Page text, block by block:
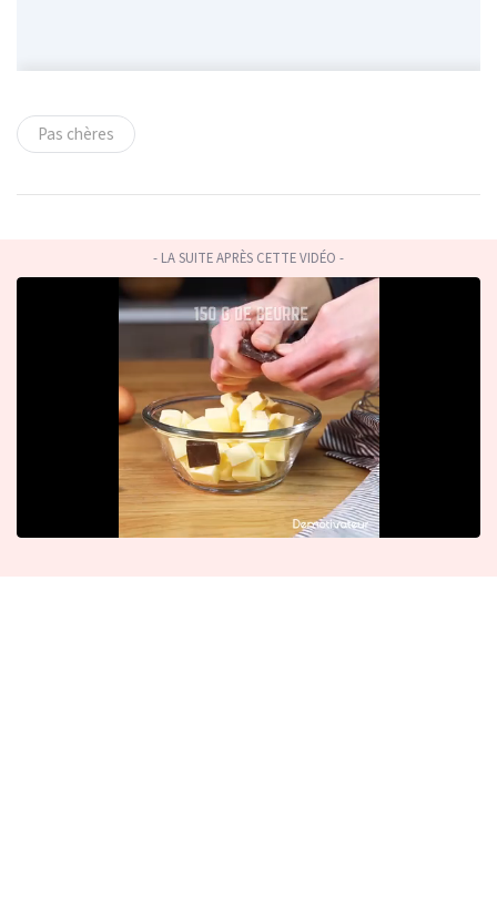
Pas chères
- LA SUITE APRÈS CETTE VIDÉO -